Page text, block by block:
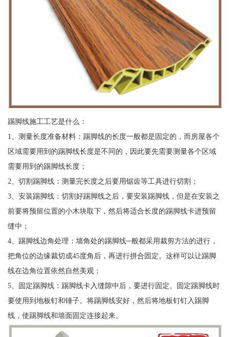
踢脚线施工工艺是什么：
1、测量长度准备材料：踢脚线的长度一般都是固定的，而房屋各个
区域需要用到的踢脚线长度是不同的，因此要先需要测量各个区域
需要用到的踢脚线长度；
2、切割踢脚线：测量完长度之后要用锯齿等工具进行切割；
3、安装踢脚线：切割好踢脚线之后，要安装踢脚线，但是在安装之
前要将预留位置的小木块取下，然后将适合长度的踢脚线卡进预留
缝中；
4、踢脚线边角处理：墙角处的踢脚线─般都采用裁剪方法的进行，
把角位的边缘裁切成45度角后，再进行拼合固定。这样可以让踢脚
线在边角位置依然自然美观；
5、固定踢脚线：踢脚线卡入缝隙中后，要进行固定。固定踢脚线时
要使用到地板钉和锤子。将踢脚线安好，然后将地板钉钉入踢脚
线，使踢脚线和墙面固定连接起来。